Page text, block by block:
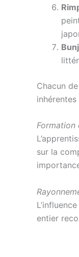
Chacun
inhérentes
Formation
sur la
entier